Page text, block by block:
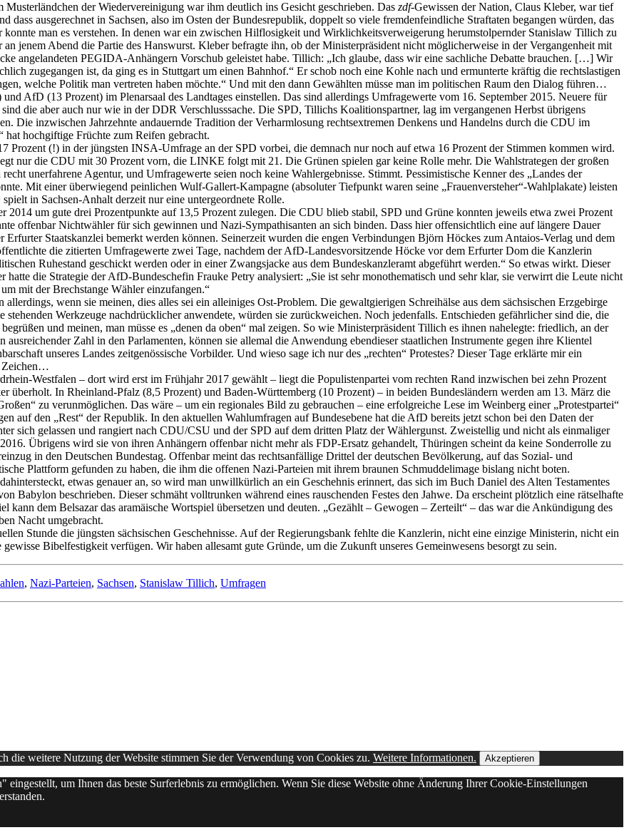
der Wiedervereinigung war ihm deutlich ins Gesicht geschrieben. Das zdf-Gewissen der Nation, Claus Kleber, war tief
dass ausgerechnet in Sachsen, also im Osten der Bundesrepublik, doppelt so viele fremdenfeindliche Straftaten begangen würden, das
konnte man es verstehen. In denen war ein zwischen Hilflosigkeit und Wirklichkeitsverweigerung herumstolpernder Stanislaw Tillich zu
an jenem Abend die Partie des Hanswurst. Kleber befragte ihn, ob der Ministerpräsident nicht möglicherweise in der Vergangenheit mit
angelandeten PEGIDA-Anhängern Vorschub geleistet habe. Tillich: „Ich glaube, dass wir eine sachliche Debatte brauchen. […] Wir
zugegangen ist, da ging es in Stuttgart um einen Bahnhof.“ Er schob noch eine Kohle nach und ermunterte kräftig die rechtslastigen
welche Politik man vertreten haben möchte.“ Und mit den dann Gewählten müsse man im politischen Raum den Dialog führen…
AfD (13 Prozent) im Plenarsaal des Landtages einstellen. Das sind allerdings Umfragewerte vom 16. September 2015. Neuere für
die aber auch nur wie in der DDR Verschlusssache. Die SPD, Tillichs Koalitionspartner, lag im vergangenen Herbst übrigens
Die inzwischen Jahrzehnte andauernde Tradition der Verharmlosung rechtsextremen Denkens und Handelns durch die CDU im
hochgiftige Früchte zum Reifen gebracht.
(!) in der jüngsten INSA-Umfrage an der SPD vorbei, die demnach nur noch auf etwa 16 Prozent der Stimmen kommen wird.
nur die CDU mit 30 Prozent vorn, die LINKE folgt mit 21. Die Grünen spielen gar keine Rolle mehr. Die Wahlstrategen der großen
unerfahrene Agentur, und Umfragewerte seien noch keine Wahlergebnisse. Stimmt. Pessimistische Kenner des „Landes der
Mit einer überwiegend peinlichen Wulf-Gallert-Kampagne (absoluter Tiefpunkt waren seine „Frauenversteher“-Wahlplakate) leisten
in Sachsen-Anhalt derzeit nur eine untergeordnete Rolle.
um gute drei Prozentpunkte auf 13,5 Prozent zulegen. Die CDU blieb stabil, SPD und Grüne konnten jeweils etwa zwei Prozent
offenbar Nichtwähler für sich gewinnen und Nazi-Sympathisanten an sich binden. Dass hier offensichtlich eine auf längere Dauer
Erfurter Staatskanzlei bemerkt werden können. Seinerzeit wurden die engen Verbindungen Björn Höckes zum Antaios-Verlag und dem
die zitierten Umfragewerte zwei Tage, nachdem der AfD-Landesvorsitzende Höcke vor dem Erfurter Dom die Kanzlerin
Ruhestand geschickt werden oder in einer Zwangsjacke aus dem Bundeskanzleramt abgeführt werden.“ So etwas wirkt. Dieser
hatte die Strategie der AfD-Bundeschefin Frauke Petry analysiert: „Sie ist sehr monothematisch und sehr klar, sie verwirrt die Leute nicht
mit der Brechstange Wähler einzufangen.“
wenn sie meinen, dies alles sei ein alleiniges Ost-Problem. Die gewaltgierigen Schreihälse aus dem sächsischen Erzgebirge
Werkzeuge nachdrücklicher anwendete, würden sie zurückweichen. Noch jedenfalls. Entschieden gefährlicher sind die, die
und meinen, man müsse es „denen da oben“ mal zeigen. So wie Ministerpräsident Tillich es ihnen nahelegte: friedlich, an der
Zahl in den Parlamenten, können sie allemal die Anwendung ebendieser staatlichen Instrumente gegen ihre Klientel
unseres Landes zeitgenössische Vorbilder. Und wieso sage ich nur des „rechten“ Protestes? Dieser Tage erklärte mir ein
Zeichen…
Westfalen – dort wird erst im Frühjahr 2017 gewählt – liegt die Populistenpartei vom rechten Rand inzwischen bei zehn Prozent
überholt. In Rheinland-Pfalz (8,5 Prozent) und Baden-Württemberg (10 Prozent) – in beiden Bundesländern werden am 13. März die
zu verunmöglichen. Das wäre – um ein regionales Bild zu gebrauchen – eine erfolgreiche Lese im Weinberg einer „Protestpartei“
auf den „Rest“ der Republik. In den aktuellen Wahlumfragen auf Bundesebene hat die AfD bereits jetzt schon bei den Daten der
sich gelassen und rangiert nach CDU/CSU und der SPD auf dem dritten Platz der Wählergunst. Zweistellig und nicht als einmaliger
Übrigens wird sie von ihren Anhängern offenbar nicht mehr als FDP-Ersatz gehandelt, Thüringen scheint da keine Sonderrolle zu
in den Deutschen Bundestag. Offenbar meint das rechtsanfällige Drittel der deutschen Bevölkerung, auf das Sozial- und
Plattform gefunden zu haben, die ihm die offenen Nazi-Parteien mit ihrem braunen Schmuddelimage bislang nicht boten.
etwas genauer an, so wird man unwillkürlich an ein Geschehnis erinnert, das sich im Buch Daniel des Alten Testamentes
Babylon beschrieben. Dieser schmäht volltrunken während eines rauschenden Festes den Jahwe. Da erscheint plötzlich eine rätselhafte
kann dem Belsazar das aramäische Wortspiel übersetzen und deuten. „Gezählt – Gewogen – Zerteilt“ – das war die Ankündigung des
Nacht umgebracht.
Stunde die jüngsten sächsischen Geschehnisse. Auf der Regierungsbank fehlte die Kanzlerin, nicht eine einzige Ministerin, nicht ein
Bibelfestigkeit verfügen. Wir haben allesamt gute Gründe, um die Zukunft unseres Gemeinwesens besorgt zu sein.
, Nazi-Parteien, Sachsen, Stanislaw Tillich, Umfragen
weitere Nutzung der Website stimmen Sie der Verwendung von Cookies zu. Weitere Informationen. Akzeptieren
um Ihnen das beste Surferlebnis zu ermöglichen. Wenn Sie diese Website ohne Änderung Ihrer Cookie-Einstellungen